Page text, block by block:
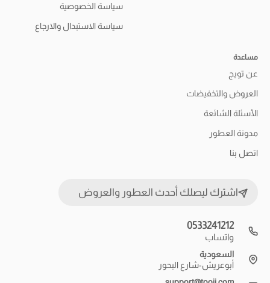
سياسة الخصوصية
سياسة الاستبدال والارجاع
مساعدة
عن تويج
العروض والتخفيضات
الأسئلة الشائعة
مدونة العطور
اتصل بنا
اشترك ليصلك أحدث العطور والعروض
0533241212
واتساب
السعودية
أبوعريش-شارع البحور